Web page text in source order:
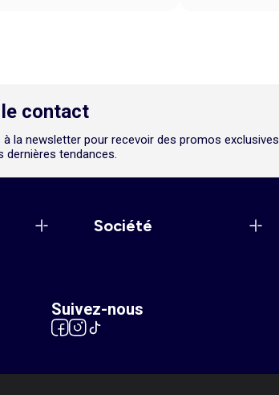
contact
la newsletter pour recevoir des promos exclusives
dernières tendances.
Société
Suivez-nous